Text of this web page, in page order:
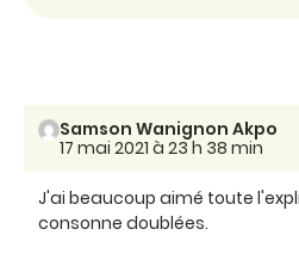
Samson Wanignon Akpo
17 mai 2021 à 23 h 38 min
J'ai beaucoup aimé toute
consonne doublées.